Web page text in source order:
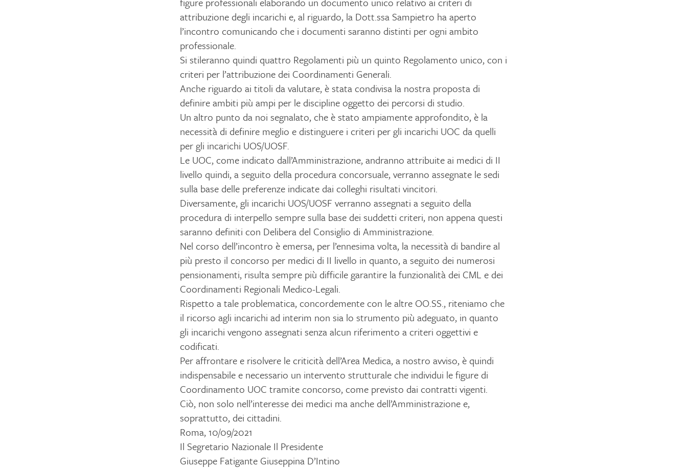
attribuzione degli incarichi e, al riguardo, la Dott.ssa Sampietro ha aperto
l’incontro comunicando che i documenti saranno distinti per ogni ambito
professionale.
Si stileranno quindi quattro Regolamenti più un quinto Regolamento unico, con i
criteri per l’attribuzione dei Coordinamenti Generali.
Anche riguardo ai titoli da valutare, è stata condivisa la nostra proposta di
definire ambiti più ampi per le discipline oggetto dei percorsi di studio.
Un altro punto da noi segnalato, che è stato ampiamente approfondito, è la
necessità di definire meglio e distinguere i criteri per gli incarichi UOC da quelli
per gli incarichi UOS/UOSF.
Le UOC, come indicato dall’Amministrazione, andranno attribuite ai medici di II
livello quindi, a seguito della procedura concorsuale, verranno assegnate le sedi
sulla base delle preferenze indicate dai colleghi risultati vincitori.
Diversamente, gli incarichi UOS/UOSF verranno assegnati a seguito della
procedura di interpello sempre sulla base dei suddetti criteri, non appena questi
saranno definiti con Delibera del Consiglio di Amministrazione.
Nel corso dell’incontro è emersa, per l’ennesima volta, la necessità di bandire al
più presto il concorso per medici di II livello in quanto, a seguito dei numerosi
pensionamenti, risulta sempre più difficile garantire la funzionalità dei CML e dei
Coordinamenti Regionali Medico-Legali.
Rispetto a tale problematica, concordemente con le altre OO.SS., riteniamo che
il ricorso agli incarichi ad interim non sia lo strumento più adeguato, in quanto
gli incarichi vengono assegnati senza alcun riferimento a criteri oggettivi e
codificati.
Per affrontare e risolvere le criticità dell’Area Medica, a nostro avviso, è quindi
indispensabile e necessario un intervento strutturale che individui le figure di
Coordinamento UOC tramite concorso, come previsto dai contratti vigenti.
Ciò, non solo nell’interesse dei medici ma anche dell’Amministrazione e,
soprattutto, dei cittadini.
Roma, 10/09/2021
Il Segretario Nazionale Il Presidente
Giuseppe Fatigante Giuseppina D’Intino